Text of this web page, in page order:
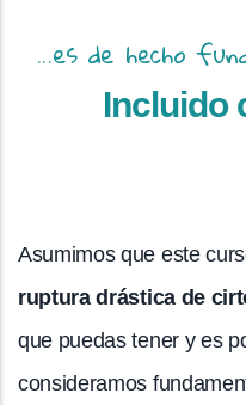
...es de hecho
Incluido
Asumimos que este
ruptura drástica de
que puedas tener y es
consideramos